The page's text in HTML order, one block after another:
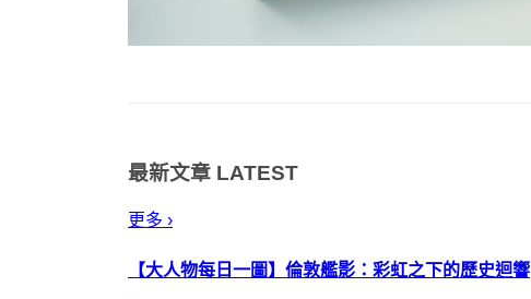
最新文章 LATEST
更多 ›
【大人物每日一圖】倫敦艦影：彩虹之下的歷史迴響